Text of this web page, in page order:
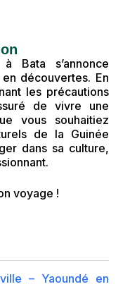
Bata s’annonce
découvertes. En
les précautions
de vivre une
vous souhaitiez
de la Guinée
dans sa culture,
voyage !
– Yaoundé en